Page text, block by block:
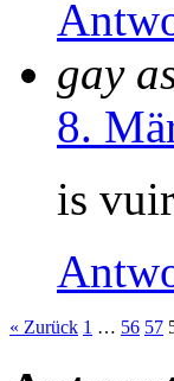
gay
8.
is
« Zurück 1 … 56 57